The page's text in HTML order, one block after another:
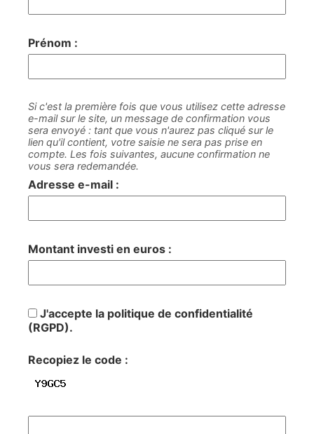
Prénom :
Si c'est la première fois que vous utilisez cette adresse
e-mail sur le site, un message de confirmation vous
sera envoyé : tant que vous n'aurez pas cliqué sur le
lien qu'il contient, votre saisie ne sera pas prise en
compte. Les fois suivantes, aucune confirmation ne
vous sera redemandée.
Adresse e-mail :
Montant investi en euros :
J'accepte la politique de confidentialité
(RGPD).
Recopiez le code :